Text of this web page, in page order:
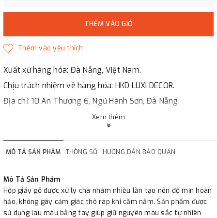
THÊM VÀO GIỎ
Xuất xứ hàng hóa: Đà Nẵng, Việt Nam.
Chịu trách nhiệm về hàng hóa: HKD LUXI DECOR.
Địa chỉ: 10 An Thượng 6, Ngũ Hành Sơn, Đà Nẵng.
✔Đáp ứng đầy đủ giấy tờ báo giá, hợp đồng.
✔Xuất hóa đơn GTGT cho công ty.
Xem thêm
MÔ TẢ SẢN PHẨM THÔNG SỐ HƯỚNG DẪN BẢO QUẢN
Mô Tả Sản Phẩm
Hộp giấy gỗ được xử lý chà nhám nhiều lần tạo nên độ mịn hoàn
hảo, không gây cảm giác thô ráp khi cầm nắm. Sản phẩm được
sử dụng lau màu bằng tay giúp giữ nguyên màu sắc tự nhiên